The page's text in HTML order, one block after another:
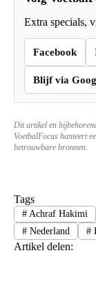
Extra specials,
Facebook
Blijf via
Dit artikel en
VoetbalFocus hanteert
betrouwbare bronnen.
Tags
#Achraf Hakimi
#Nederland #
Artikel delen: